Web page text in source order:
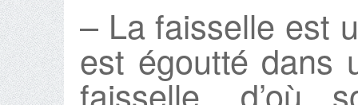
– La faisselle est
est égoutté dans
faisselle, d’où